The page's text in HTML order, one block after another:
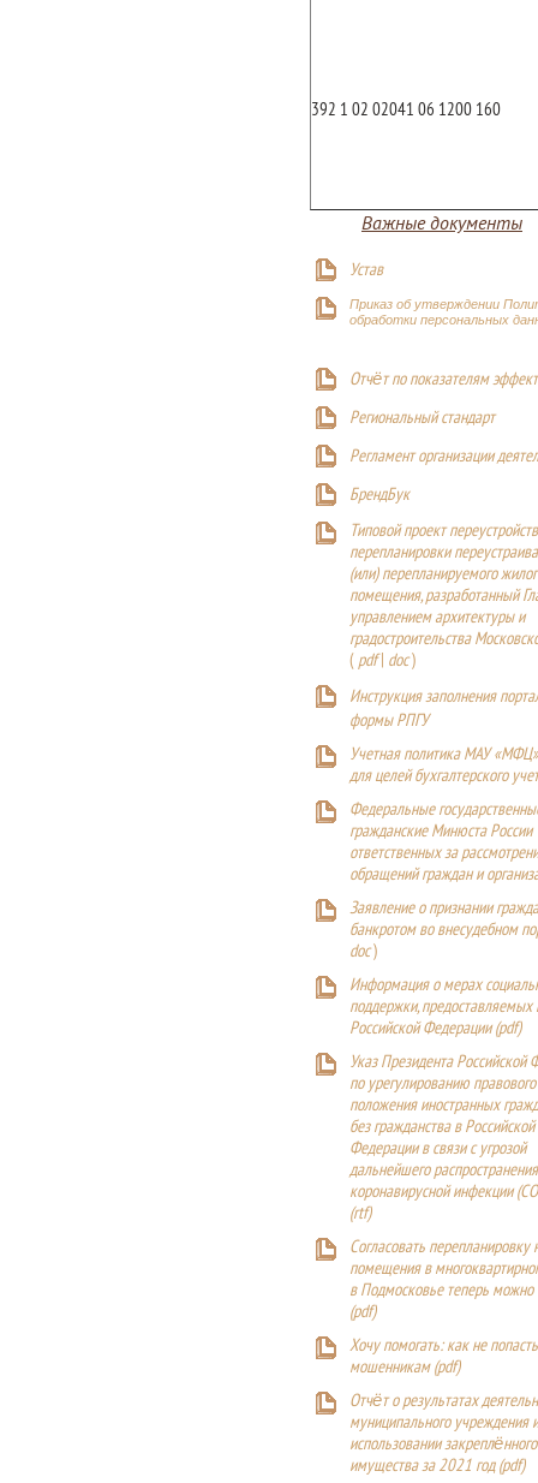
392 1 02 02041 06 1200 160
Важные документы
Устав
Приказ об утверждении
обработки персональных
Отчёт по показателям
Региональный стандарт
Регламент организации
БрендБук
Типовой проект
перепланировки
(или) перепланируемого
помещения, разработанный
управлением архитектуры и
градостроительства
(pdf| doc)
Инструкция заполнения
формы РПГУ
Учетная политика МАУ
для целей бухгалтерского
Федеральные
гражданские Минюста России
ответственных за
обращений граждан и
Заявление о признании
банкротом во внесудебном
doc)
Информация о мерах
поддержки,
Российской Федерации (pdf)
Указ Президента Российской
по урегулированию правового
положения иностранных
без гражданства в Российской
Федерации в связи с угрозой
дальнейшего
коронавирусной инфекции
(rtf)
Согласовать перепланировку
помещения в
в Подмосковье теперь можно
(pdf)
Хочу помогать: как не
мошенникам (pdf)
Отчёт о результатах
муниципального учреждения
использовании
имущества за 2021 год (pdf)